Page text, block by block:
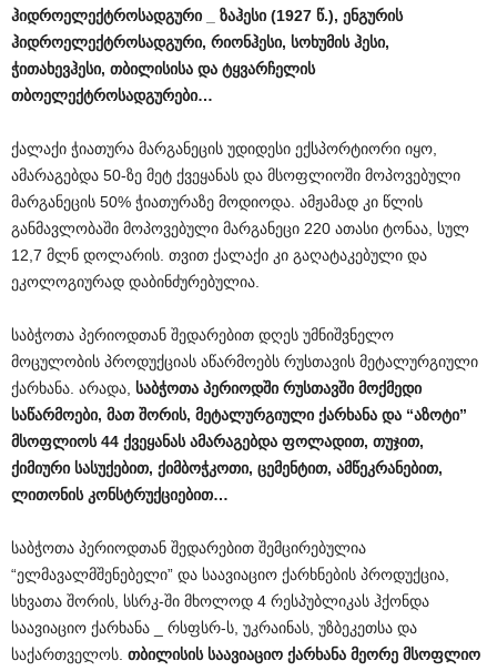
ჰიდროელექტროსადგური
ზაჰესი (1927 წ.), ენგურის
ჰიდროელექტროსადგური, რიონჰესი, სოხუმის ჰესი,
ჭითახევჰესი, თბილისისა და ტყვარჩელის
თბოელექტროსადგურები…
ქალაქი ჭიათურა მარგანეცის უდიდესი ექსპორტიორი იყო,
ამარაგებდა 50-ზე მეტ ქვეყანას და მსოფლიოში მოპოვებული
მარგანეცის 50% ჭიათურაზე მოდიოდა. ამჟამად კი წლის
განმავლობაში მოპოვებული მარგანეცი 220 ათასი ტონაა, სულ
12,7 მლნ დოლარის. თვით ქალაქი კი გაღატაკებული და
ეკოლოგიურად დაბინძურებულია.
საბჭოთა პერიოდთან შედარებით დღეს უმნიშვნელო
მოცულობის პროდუქციას აწარმოებს რუსთავის მეტალურგიული
ქარხანა. არადა, საბჭოთა პერიოდში რუსთავში მოქმედი
საწარმოები, მათ შორის, მეტალურგიული ქარხანა და “აზოტი”
მსოფლიოს44 ქვეყანას ამარაგებდა ფოლადით, თუჯით,
ქიმიური სასუქებით, ქიმბოჭკოთი, ცემენტით, ამწეკრანებით,
ლითონის კონსტრუქციებით…
საბჭოთა პერიოდთან შედარებით შემცირებულია
“ელმავალმშენებელი” და საავიაციო ქარხნების პროდუქცია,
სხვათა შორის, სსრკ-ში მხოლოდ 4 რესპუბლიკას ჰქონდა
საავიაციო ქარხანა _ რსფსრ-ს, უკრაინას, უზბეკეთსა და
საქართველოს. თბილისის საავიაციო ქარხანა მეორე მსოფლიო